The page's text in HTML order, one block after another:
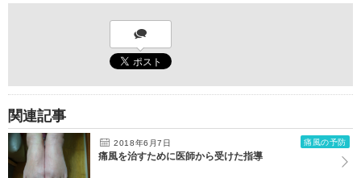
関連記事
2018年6月7日 痛風の予防
痛風を治すために医師から受けた指導